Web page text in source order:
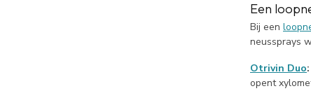
Een
Bij een
neussprays
Otrivin Duo:
opent